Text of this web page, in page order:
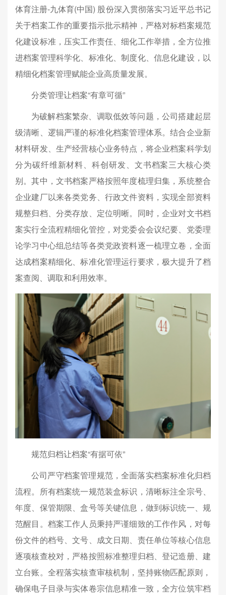
体育注册-九体育(中国) 股份深入贯彻落实习近平总书记
关于档案工作的重要指示批示精神，严格对标档案规范
化建设标准，压实工作责任、细化工作举措，全方位推
进档案管理科学化、标准化、制度化、信息化建设，以
精细化档案管理赋能企业高质量发展。
分类管理让档案“有章可循”
为破解档案繁杂、调取低效等问题，公司搭建起层
级清晰、逻辑严谨的标准化档案管理体系。结合企业新
材料研发、生产经营核心业务特点，将企业档案科学划
分为碳纤维新材料、科创研发、文书档案三大核心类
别。其中，文书档案严格按照年度梳理归集，系统整合
企业建厂以来各类党务、行政文件资料，实现全部资料
规整归档、分类存放、定位明晰。同时，企业对文书档
案实行全流程精细化管控，对党委会会议纪要、党委理
论学习中心组总结等各类党政资料逐一梳理立卷，全面
达成档案精细化、标准化管理运行要求，极大提升了档
案查阅、调取和利用效率。
规范归档让档案“有据可依”
公司严守档案管理规范，全面落实档案标准化归档
流程。所有档案统一规范装盒标识，清晰标注全宗号、
年度、保管期限、盒号等关键信息，做到标识统一、规
范醒目。档案工作人员秉持严谨细致的工作作风，对每
份文件的档号、文号、成文日期、责任单位等核心信息
逐项核查校对，严格按照标准整理归档、登记造册、建
立台账。全程落实核查审核机制，坚持账物匹配原则，
确保电子目录与实体卷宗信息精准一致，全方位筑牢档